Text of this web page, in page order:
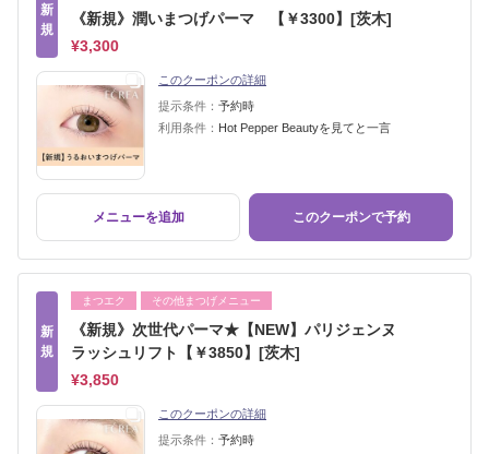
新
規
《新規》潤いまつげパーマ 【￥3300】[茨木]
¥3,300
このクーポンの詳細
提示条件： 予約時
利用条件： Hot Pepper Beautyを見てと一言
メニューを追加 このクーポンで予約
新
規
まつエク その他まつげメニュー
《新規》次世代パーマ★【NEW】パリジェンヌ
ラッシュリフト【￥3850】[茨木]
¥3,850
このクーポンの詳細
提示条件： 予約時